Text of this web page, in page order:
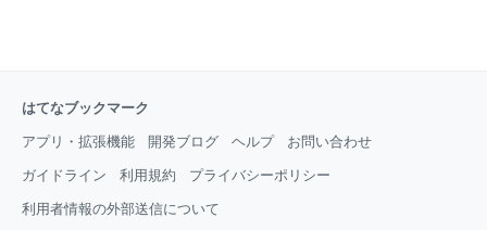
はてなブックマーク
アプリ・拡張機能 開発ブログ ヘルプ お問い合わせ
ガイドライン 利用規約 プライバシーポリシー
利用者情報の外部送信について